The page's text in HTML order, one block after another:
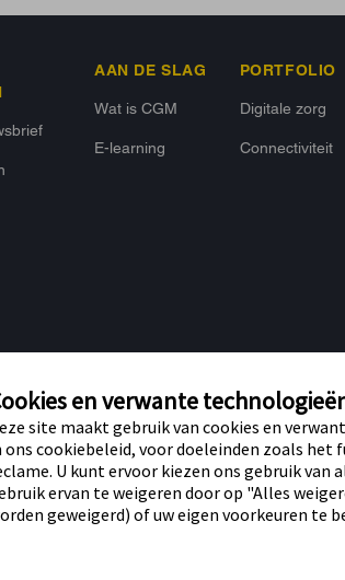
AAN DE SLAG
Wat is CGM
E-learning
PORTFOLIO
Digitale zorg
Connectiviteit
voorbehouden. Libre, het vlinder logo, de vorm
merkaanduidingen zijn intellectueel eigendom van
Apple Inc. Android en Google Play zijn
zijn het eigendom van hun respectievelijke eigenaren.
en verwante
site maakt gebruik van cookies en
ons cookiebeleid, voor doeleinden zoals het
U kunt ervoor kiezen ons gebruik
ervan te weigeren door op "Alles
geweigerd) of uw eigen voorkeuren te